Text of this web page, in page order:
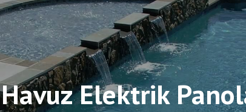
Havuz Elektrik